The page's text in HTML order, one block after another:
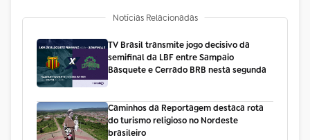
Notícias Relacionadas
TV Brasil transmite jogo decisivo da
semifinal da LBF entre Sampaio
Basquete e Cerrado BRB nesta segunda
Caminhos da Reportagem destaca rota
do turismo religioso no Nordeste
brasileiro